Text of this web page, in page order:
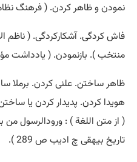
نمودن و ظاهر کردن. ( فرهنگ
فاش کردگی. آشکارکردگی. ( ناظم
منتخب ). بازنمودن. ( یادداشت
ظاهر ساختن. علنی کردن. برملا
هویدا کردن. پدیدار کردن یا
( از متن اللغة ) : ورودالرسول من
تاریخ بیهقی چ ادیب ص 289 ).